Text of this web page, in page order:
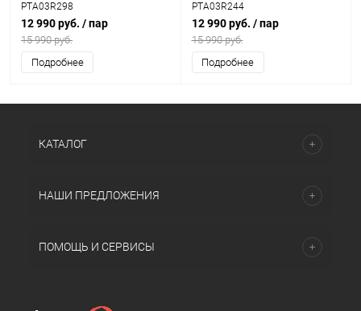
PTA03R298
12 990 руб. / пар
15 990 руб.
Подробнее
PTA03R244
12 990 руб. / пар
15 990 руб.
Подробнее
КАТАЛОГ
НАШИ ПРЕДЛОЖЕНИЯ
ПОМОЩЬ И СЕРВИСЫ